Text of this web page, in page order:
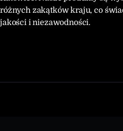
różnych zakątków kraju, co
jakości i niezawodności.